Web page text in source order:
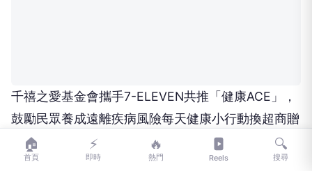
千禧之愛基金會攜手7-ELEVEN共推「健康ACE」，
鼓勵民眾養成遠離疾病風險每天健康小行動換超商贈
品。(記者鄭賽梅翻攝)
🏠
首頁
⚡
即時
🔥
熱門 Reels
🔍
搜尋